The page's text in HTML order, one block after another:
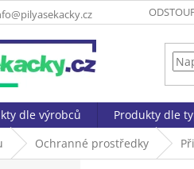
dle výrobců Produkty dle
Ochranné prostředky